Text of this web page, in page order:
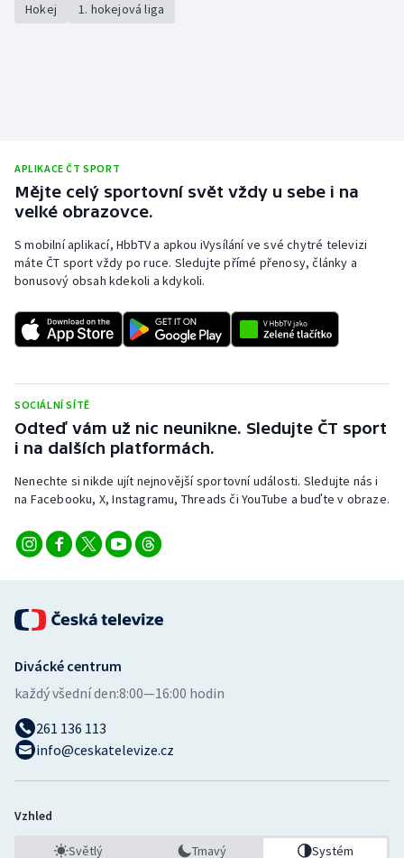
Sportovní střelba
Vodní slalom
Volejbal
Ostatní
Hokej 1. hokejová liga
APLIKACE ČT SPORT
Mějte celý sportovní svět vždy u sebe i na
velké obrazovce.
S mobilní aplikací, HbbTV a apkou iVysílání ve své chytré televizi
máte ČT sport vždy po ruce. Sledujte přímé přenosy, články a
bonusový obsah kdekoli a kdykoli.
SOCIÁLNÍ SÍTĚ
Odteď vám už nic neunikne. Sledujte ČT sport
i na dalších platformách.
Nenechte si nikde ujít nejnovější sportovní události. Sledujte nás i
na Facebooku, X, Instagramu, Threads či YouTube a buďte v obraze.
Divácké centrum
každý všední den:8:00—16:00 hodin
261 136 113
info@ceskatelevize.cz
Vzhled
Světlý Tmavý Systém